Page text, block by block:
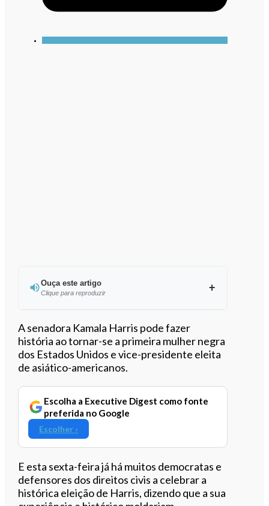
Ouça este artigo
Clique para reproduzir
Ouvir este artigo
A senadora Kamala Harris pode fazer
história ao tornar-se a primeira mulher negra
dos Estados Unidos e vice-presidente eleita
de asiático-americanos.
Escolha a Executive Digest como fonte
preferida no Google
Escolher ›
E esta sexta-feira já há muitos democratas e
defensores dos direitos civis a celebrar a
histórica eleição de Harris, dizendo que a sua